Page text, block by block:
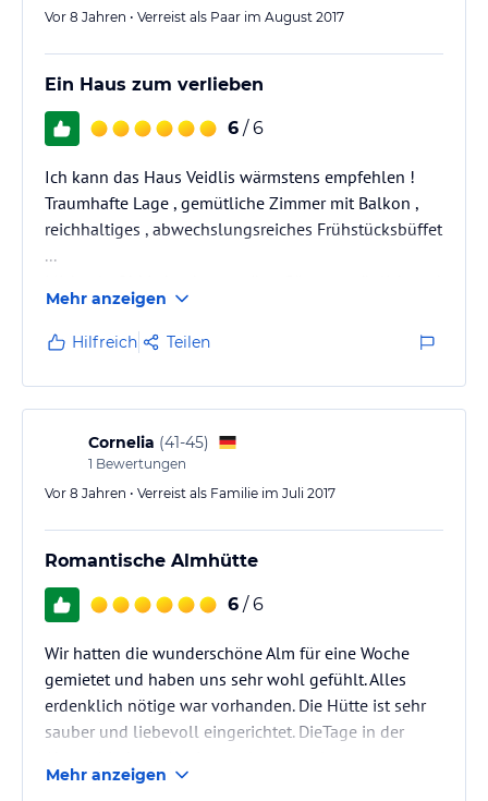
Vor 8 Jahren • Verreist als Paar im August 2017
Ein Haus zum verlieben
6 / 6
Ich kann das Haus Veidlis wärmstens empfehlen !
Traumhafte Lage , gemütliche Zimmer mit Balkon ,
reichhaltiges , abwechslungsreiches Frühstücksbüffet
...
individuell mit Wander -und Ausflugtipps ....einfach
toll !!!
Osttirol ,Haus Veidlis .... wir kommen gerne wieder !
Mehr anzeigen
Hilfreich Teilen
Cornelia (41-45)
1 Bewertungen
Vor 8 Jahren • Verreist als Familie im Juli 2017
Romantische Almhütte
6 / 6
Wir hatten die wunderschöne Alm für eine Woche
gemietet und haben uns sehr wohl gefühlt. Alles
erdenklich nötige war vorhanden. Die Hütte ist sehr
sauber und liebevoll eingerichtet. DieTage in der
Nachbarn (Sennerfamilie, Hüttenwirt von nebenan
Mehr anzeigen